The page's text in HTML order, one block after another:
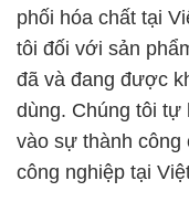
phối hóa chất tại
tôi đối với sản
đã và đang được
dùng. Chúng tôi tự
vào sự thành công
công nghiệp tại